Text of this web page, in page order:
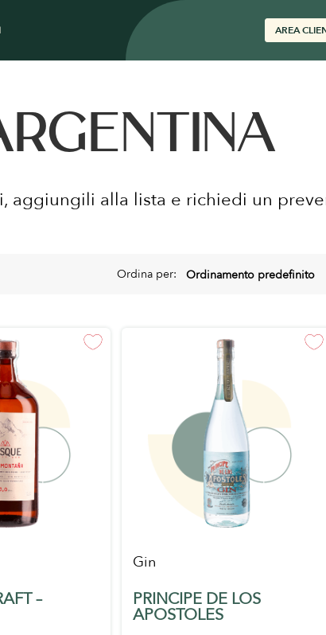
AREA
aggiungili alla lista e richiedi un
Ordina per:
–
Gin
PRINCIPE DE LOS
APOSTOLES